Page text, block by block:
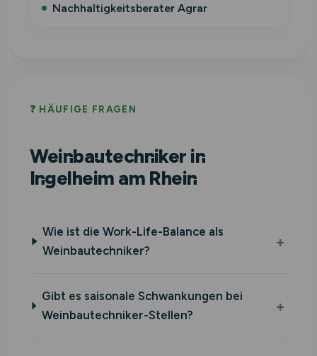
Nachhaltigkeitsberater Agrar
❓ HÄUFIGE FRAGEN
Weinbautechniker in
Ingelheim am Rhein
Wie ist die Work-Life-Balance als
Weinbautechniker?
Gibt es saisonale Schwankungen bei
Weinbautechniker-Stellen?